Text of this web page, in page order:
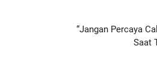
“Jangan Percaya
Saat